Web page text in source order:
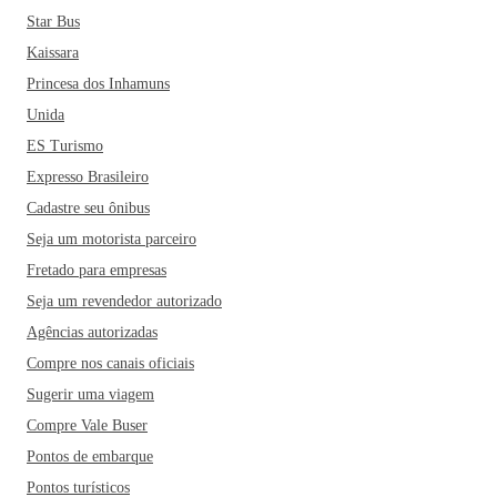
Star Bus
Kaissara
Princesa dos Inhamuns
Unida
ES Turismo
Expresso Brasileiro
Cadastre seu ônibus
Seja um motorista parceiro
Fretado para empresas
Seja um revendedor autorizado
Agências autorizadas
Compre nos canais oficiais
Sugerir uma viagem
Compre Vale Buser
Pontos de embarque
Pontos turísticos